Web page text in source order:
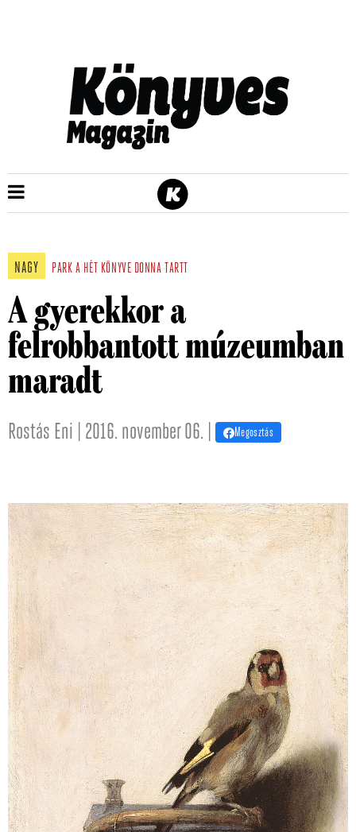
NAGY PARK A HÉT KÖNYVE DONNA TARTT
A gyerekkor a
felrobbantott múzeumban
maradt
Rostás Eni | 2016. november 06. | Megosztás